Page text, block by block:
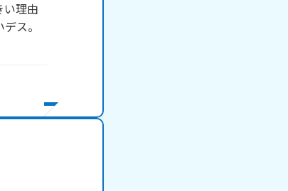
い理由
ス。